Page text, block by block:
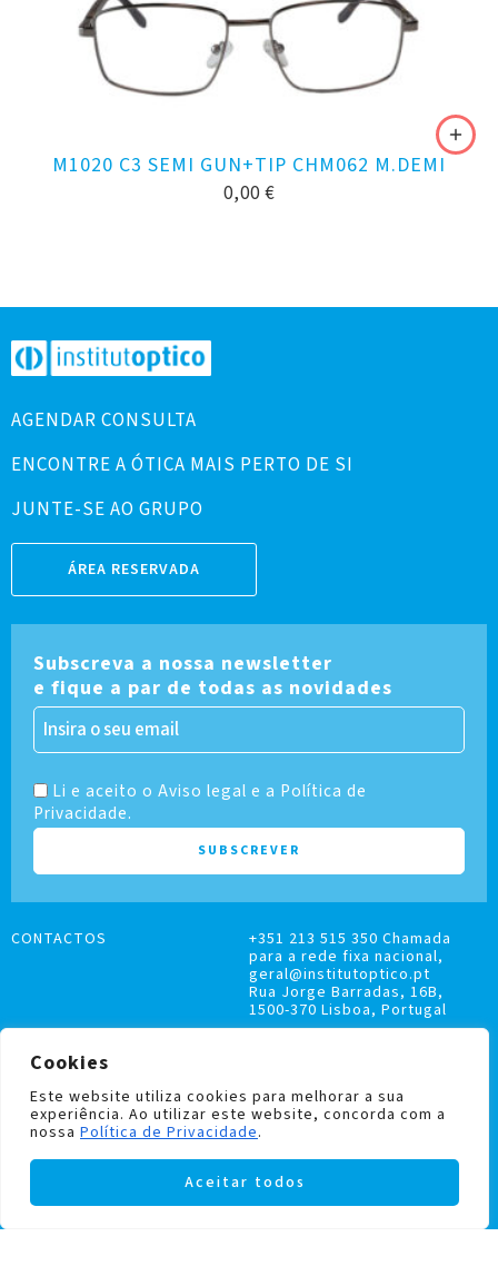
Cookies
Este website utiliza cookies para melhorar a sua
experiência. Ao utilizar este website, concorda com a
nossa Política de Privacidade.
Aceitar todos
M1020 C3 SEMI GUN+TIP CHM062 M.DEMI
0,00 €
AGENDAR CONSULTA
ENCONTRE A ÓTICA MAIS PERTO DE SI
JUNTE-SE AO GRUPO
ÁREA RESERVADA
Subscreva a nossa newsletter
e fique a par de todas as novidades
Li e aceito o Aviso legal e a Política de
Privacidade.
LIVRO DE RECLAMAÇÕES
POLÍTICA DE PRIVACIDADE E COOKIES
CONTACTOS
+351 213 515 350 Chamada
para a rede fixa nacional,
geral@institutoptico.pt
Rua Jorge Barradas, 16B,
1500-370 Lisboa, Portugal